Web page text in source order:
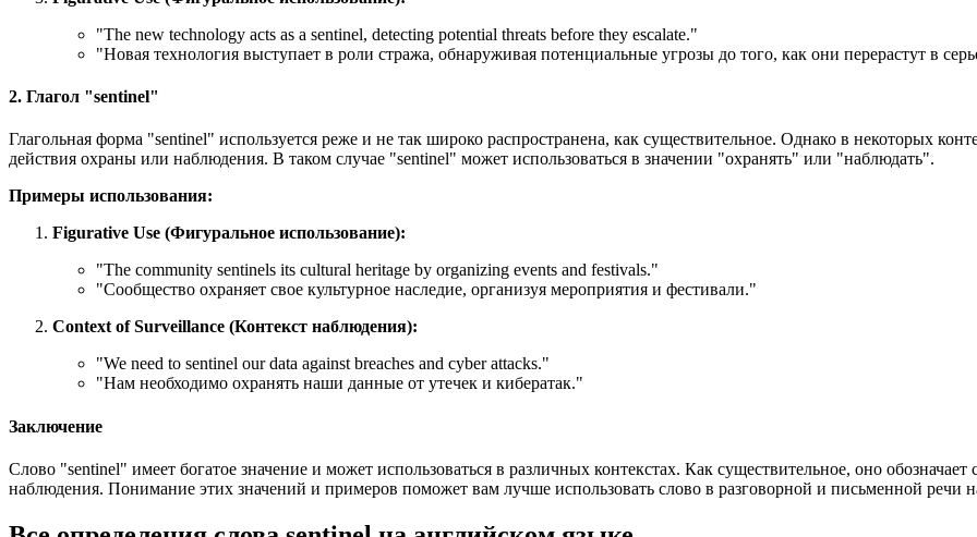
"The new technology acts as a sentinel, detecting potential threats before they escalate."
"Новая технология выступает в роли стража, обнаруживая потенциальные угрозы до того, как они перерастут в
2. Глагол "sentinel"
Глагольная форма "sentinel" используется реже и не так широко распространена, как существительное. Однако в некоторых
действия охраны или наблюдения. В таком случае "sentinel" может использоваться в значении "охранять" или "наблюдать".
Примеры использования:
Figurative Use (Фигуральное использование):
"The community sentinels its cultural heritage by organizing events and festivals."
"Сообщество охраняет свое культурное наследие, организуя мероприятия и фестивали."
Context of Surveillance (Контекст наблюдения):
"We need to sentinel our data against breaches and cyber attacks."
"Нам необходимо охранять наши данные от утечек и кибератак."
Заключение
Слово "sentinel" имеет богатое значение и может использоваться в различных контекстах. Как существительное, оно
наблюдения. Понимание этих значений и примеров поможет вам лучше использовать слово в разговорной и письменной речи